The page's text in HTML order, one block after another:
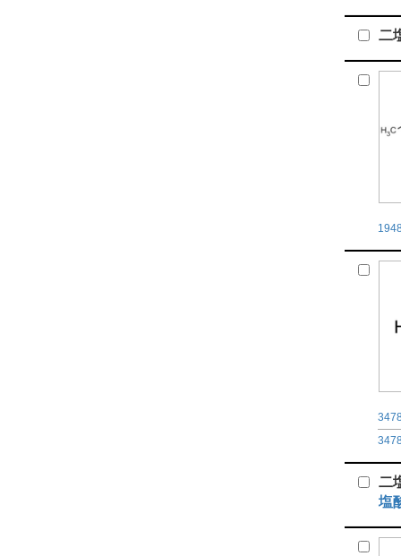
二
二
塩